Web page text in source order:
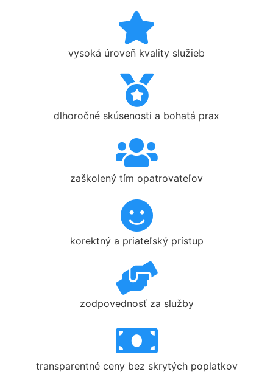
vysoká úroveň kvality služieb
dlhoročné skúsenosti a bohatá prax
zaškolený tím opatrovateľov
korektný a priateľský prístup
zodpovednosť za služby
transparentné ceny bez skrytých poplatkov